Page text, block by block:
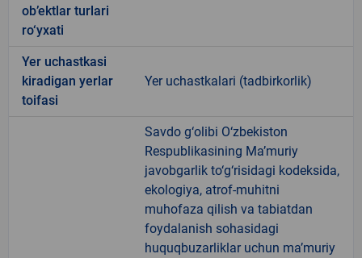
ob’ektlar turlari
ro‘yxati
Yer uchastkasi
kiradigan yerlar
toifasi
Yer uchastkalari (tadbirkorlik)
Savdo g‘olibi O‘zbekiston
Respublikasining Ma’muriy
javobgarlik to‘g‘risidagi kodeksida,
ekologiya, atrof-muhitni
muhofaza qilish va tabiatdan
foydalanish sohasidagi
huquqbuzarliklar uchun ma’muriy